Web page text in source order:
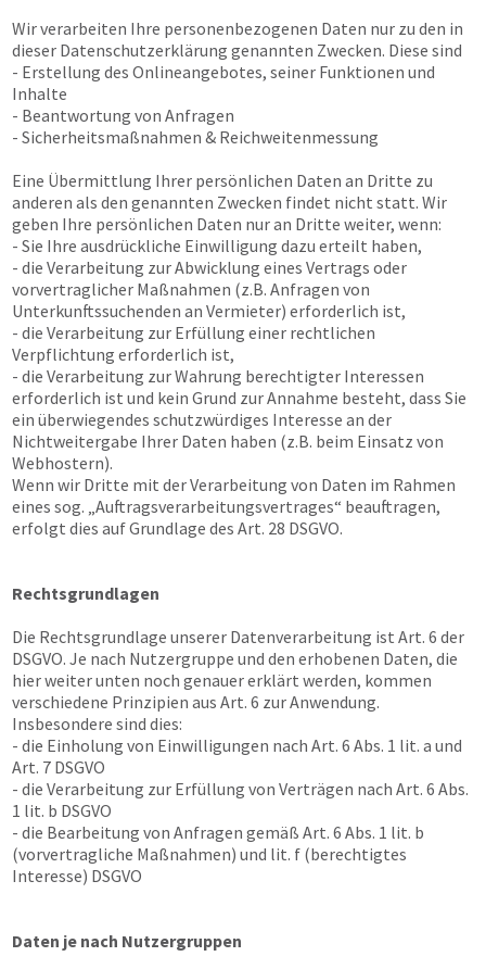
Wir verarbeiten Ihre personenbezogenen Daten nur zu den in
dieser Datenschutzerklärung genannten Zwecken. Diese sind
- Erstellung des Onlineangebotes, seiner Funktionen und
Inhalte
- Beantwortung von Anfragen
- Sicherheitsmaßnahmen & Reichweitenmessung
Eine Übermittlung Ihrer persönlichen Daten an Dritte zu
anderen als den genannten Zwecken findet nicht statt. Wir
geben Ihre persönlichen Daten nur an Dritte weiter, wenn:
- Sie Ihre ausdrückliche Einwilligung dazu erteilt haben,
- die Verarbeitung zur Abwicklung eines Vertrags oder
vorvertraglicher Maßnahmen (z.B. Anfragen von
Unterkunftssuchenden an Vermieter) erforderlich ist,
- die Verarbeitung zur Erfüllung einer rechtlichen
Verpflichtung erforderlich ist,
- die Verarbeitung zur Wahrung berechtigter Interessen
erforderlich ist und kein Grund zur Annahme besteht, dass Sie
ein überwiegendes schutzwürdiges Interesse an der
Nichtweitergabe Ihrer Daten haben (z.B. beim Einsatz von
Webhostern).
Wenn wir Dritte mit der Verarbeitung von Daten im Rahmen
eines sog. „Auftragsverarbeitungsvertrages“ beauftragen,
erfolgt dies auf Grundlage des Art. 28 DSGVO.
Rechtsgrundlagen
Die Rechtsgrundlage unserer Datenverarbeitung ist Art. 6 der
DSGVO. Je nach Nutzergruppe und den erhobenen Daten, die
hier weiter unten noch genauer erklärt werden, kommen
verschiedene Prinzipien aus Art. 6 zur Anwendung.
Insbesondere sind dies:
- die Einholung von Einwilligungen nach Art. 6 Abs. 1 lit. a und
Art. 7 DSGVO
- die Verarbeitung zur Erfüllung von Verträgen nach Art. 6 Abs.
1 lit. b DSGVO
- die Bearbeitung von Anfragen gemäß Art. 6 Abs. 1 lit. b
(vorvertragliche Maßnahmen) und lit. f (berechtigtes
Interesse) DSGVO
Daten je nach Nutzergruppen